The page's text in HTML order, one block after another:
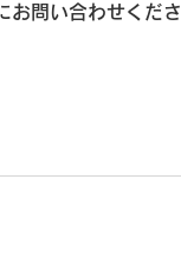
問い合わせくださ